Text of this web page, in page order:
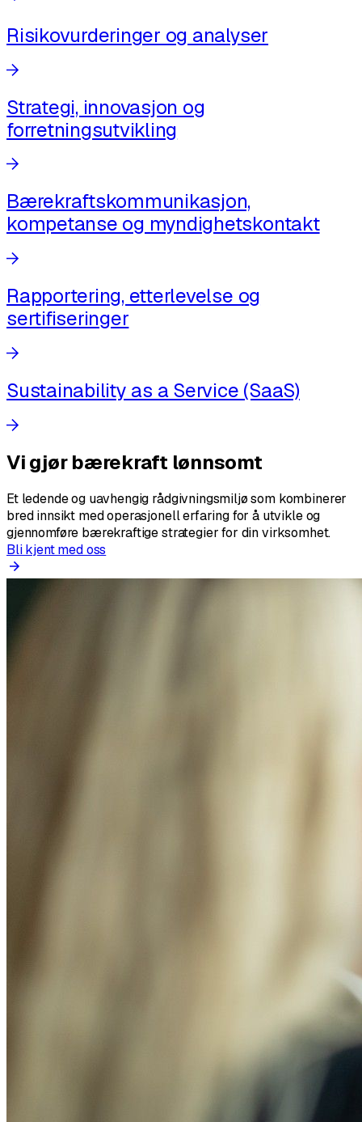
Risikovurderinger og analyser
Strategi, innovasjon og
forretningsutvikling
Bærekraftskommunikasjon,
kompetanse og myndighetskontakt
Rapportering, etterlevelse og
sertifiseringer
Sustainability as a Service (SaaS)
Vi gjør bærekraft lønnsomt
Et ledende og uavhengig rådgivningsmiljø som kombinerer
bred innsikt med operasjonell erfaring for å utvikle og
gjennomføre bærekraftige strategier for din virksomhet.
Bli kjent med oss